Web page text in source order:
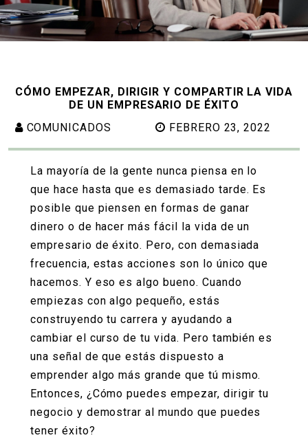
CÓMO EMPEZAR, DIRIGIR Y COMPARTIR LA VIDA
DE UN EMPRESARIO DE ÉXITO
COMUNICADOS
FEBRERO 23, 2022
La mayoría de la gente nunca piensa en lo
que hace hasta que es demasiado tarde. Es
posible que piensen en formas de ganar
dinero o de hacer más fácil la vida de un
empresario de éxito. Pero, con demasiada
frecuencia, estas acciones son lo único que
hacemos. Y eso es algo bueno. Cuando
empiezas con algo pequeño, estás
construyendo tu carrera y ayudando a
cambiar el curso de tu vida. Pero también es
una señal de que estás dispuesto a
emprender algo más grande que tú mismo.
Entonces, ¿Cómo puedes empezar, dirigir tu
negocio y demostrar al mundo que puedes
tener éxito?